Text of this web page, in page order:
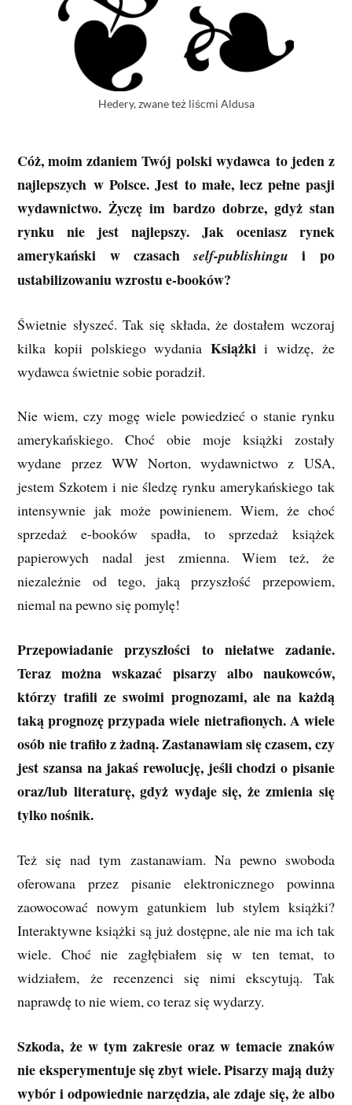
Hedery, zwane też liścmi Aldusa
Cóż, moim zdaniem Twój polski wydawca to jeden z
najlepszych w Polsce. Jest to małe, lecz pełne pasji
wydawnictwo. Życzę im bardzo dobrze, gdyż stan
rynku nie jest najlepszy. Jak oceniasz rynek
amerykański w czasachself-publishingu i po
ustabilizowaniu wzrostu e-booków?
Świetnie słyszeć. Tak się składa, że dostałem wczoraj
kilka kopii polskiego wydania Książki i widzę, że
wydawca świetnie sobie poradził.
Nie wiem, czy mogę wiele powiedzieć o stanie rynku
amerykańskiego. Choć obie moje książki zostały
wydane przez WW Norton, wydawnictwo z USA,
jestem Szkotem i nie śledzę rynku amerykańskiego tak
intensywnie jak może powinienem. Wiem, że choć
sprzedaż e-booków spadła, to sprzedaż książek
papierowych nadal jest zmienna. Wiem też, że
niezależnie od tego, jaką przyszłość przepowiem,
niemal na pewno się pomylę!
Przepowiadanie przyszłości to niełatwe zadanie.
Teraz można wskazać pisarzy albo naukowców,
którzy trafili ze swoimi prognozami, ale na każdą
taką prognozę przypada wiele nietrafionych. A wiele
osób nie trafiło z żadną. Zastanawiam się czasem, czy
jest szansa na jakaś rewolucję, jeśli chodzi o pisanie
oraz/lub literaturę, gdyż wydaje się, że zmienia się
tylko nośnik.
Też się nad tym zastanawiam. Na pewno swoboda
oferowana przez pisanie elektronicznego powinna
zaowocować nowym gatunkiem lub stylem książki?
Interaktywne książki są już dostępne, ale nie ma ich tak
wiele. Choć nie zagłębiałem się w ten temat, to
widziałem, że recenzenci się nimi ekscytują. Tak
naprawdę to nie wiem, co teraz się wydarzy.
Szkoda, że w tym zakresie oraz w temacie znaków
nie eksperymentuje się zbyt wiele. Pisarzy mają duży
wybór i odpowiednie narzędzia, ale zdaje się, że albo